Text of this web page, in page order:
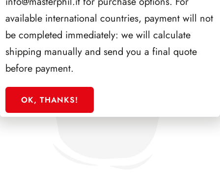
available international countries, payment will not
be completed immediately: we will calculate
shipping manually and send you a final quote
before payment.
OK, THANKS!